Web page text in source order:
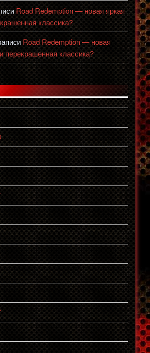
Road Redemption — новая яркая
классика?
Road Redemption — новая
перекрашенная классика?